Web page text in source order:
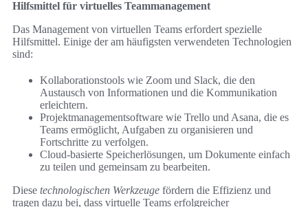
Hilfsmittel für virtuelles Teammanagement
Das Management von virtuellen Teams erfordert spezielle
Hilfsmittel. Einige der am häufigsten verwendeten Technologien
sind:
Kollaborationstools wie Zoom und Slack, die den
Austausch von Informationen und die Kommunikation
erleichtern.
Projektmanagementsoftware wie Trello und Asana, die es
Teams ermöglicht, Aufgaben zu organisieren und
Fortschritte zu verfolgen.
Cloud-basierte Speicherlösungen, um Dokumente einfach
zu teilen und gemeinsam zu bearbeiten.
Diese technologischen Werkzeuge fördern die Effizienz und
tragen dazu bei, dass virtuelle Teams erfolgreicher